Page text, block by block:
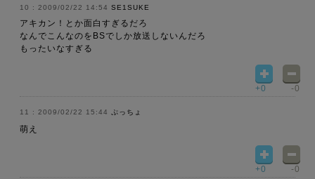
2009/02/22 14:54 SE1SUKE
アキカン！とか面白すぎるだろ
なんでこんなのをBSでしか放送しないんだろ
もったいなすぎる
+0 -0
2009/02/22 15:44 ぷっちょ
萌え
+0 -0